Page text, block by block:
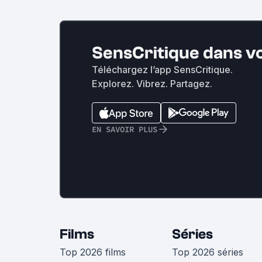
SensCritique dans
Téléchargez l’app SensCritique.
Explorez. Vibrez. Partagez.
EN SAVOIR PLUS
Films
Top 2026 films
Séries
Top 2026 séries